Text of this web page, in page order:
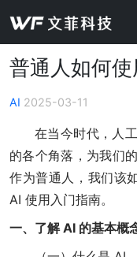
普通人如何
AI 2025-03-11
在当今时代，人
的各个角落，为我们
作为普通人，我们该
AI 使用入门指南。
一、了解 AI 的基本概